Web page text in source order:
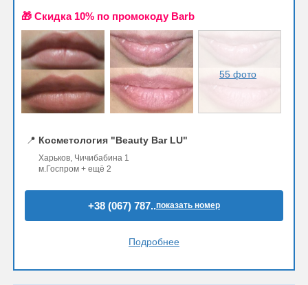
🎁 Cкидка 10% по промокоду Barb
55 фото
📍 Косметология "Beauty Bar LU"
Харьков, Чичибабина 1
м.Госпром + ещё 2
+38 (067) 787..показать номер
Подробнее